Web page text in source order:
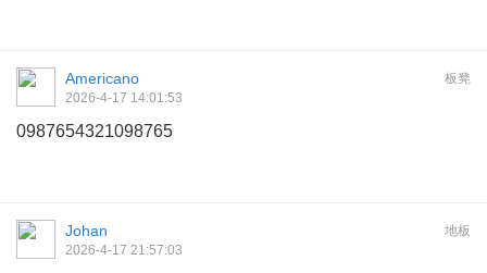
板凳
Americano
2026-4-17 14:01:53
0987654321098765
地板
Johan
2026-4-17 21:57:03